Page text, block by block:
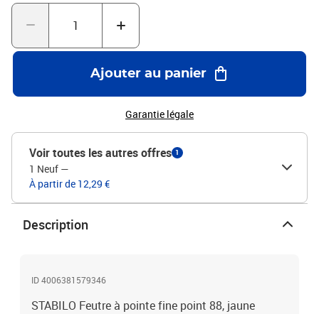
Ajouter au panier
Garantie légale
Voir toutes les autres offres 1
1 Neuf —
À partir de 12,29 €
Description
ID 4006381579346
STABILO Feutre à pointe fine point 88, jaune